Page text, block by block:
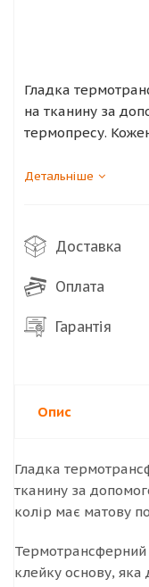
Гладка
на тканину за
термопресу.
тим самим
светри, сумки
завантажений
Silhouette Cameo
спеціальної
Детальніше
Доставка
Оплата
Гарантія
Опис
Гладка
тканину за
колір має матову
Термотрансферний
клейку основу, яка